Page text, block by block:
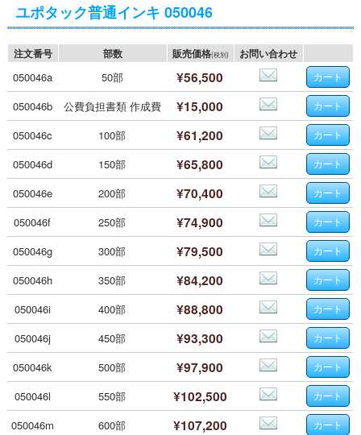
ユポタック普通インキ 050046
注文番号 部数 販売価格(税別) お問い合わせ
050046a 50部 ¥56,500
050046b 公費負担書類 作成費 ¥15,000
050046c 100部 ¥61,200
050046d 150部 ¥65,800
050046e 200部 ¥70,400
050046f 250部 ¥74,900
050046g 300部 ¥79,500
050046h 350部 ¥84,200
050046i 400部 ¥88,800
050046j 450部 ¥93,300
050046k 500部 ¥97,900
050046l 550部 ¥102,500
050046m 600部 ¥107,200